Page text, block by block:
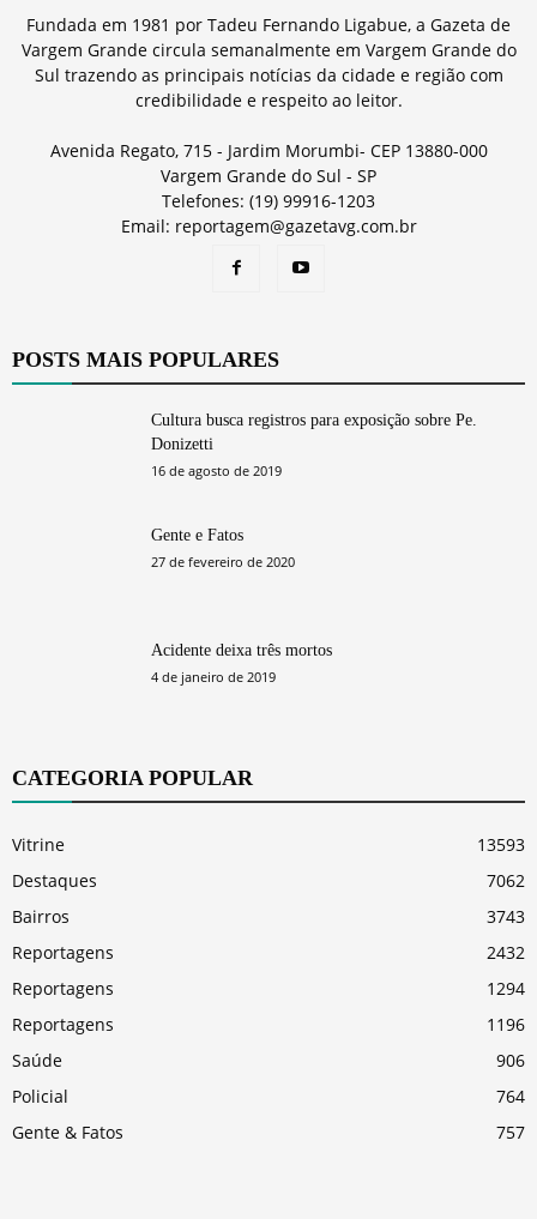
Fundada em 1981 por Tadeu Fernando Ligabue, a Gazeta de
Vargem Grande circula semanalmente em Vargem Grande do
Sul trazendo as principais notícias da cidade e região com
credibilidade e respeito ao leitor.
Avenida Regato, 715 - Jardim Morumbi- CEP 13880-000
Vargem Grande do Sul - SP
Telefones: (19) 99916-1203
Email: reportagem@gazetavg.com.br
POSTS MAIS POPULARES
Cultura busca registros para exposição sobre Pe.
Donizetti
16 de agosto de 2019
Gente e Fatos
27 de fevereiro de 2020
Acidente deixa três mortos
4 de janeiro de 2019
CATEGORIA POPULAR
Vitrine
13593
Destaques
7062
Bairros
3743
Reportagens
2432
Reportagens
1294
Reportagens
1196
Saúde
906
Policial
764
Gente & Fatos
757